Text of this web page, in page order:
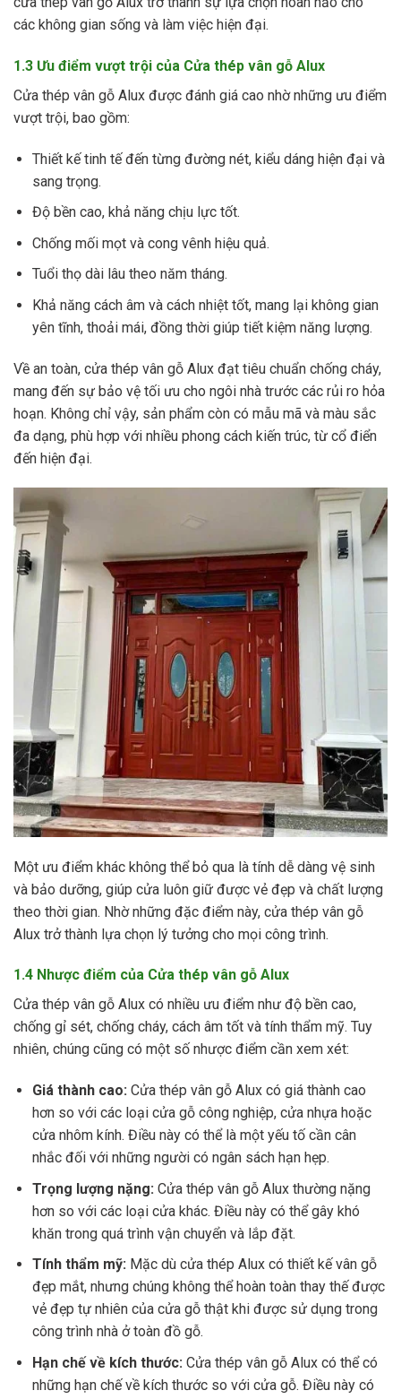
các không gian sống và làm việc hiện đại.
1.3 Ưu điểm vượt trội của Cửa thép vân gỗ Alux
Cửa thép vân gỗ Alux được đánh giá cao nhờ những ưu điểm
vượt trội, bao gồm:
Thiết kế tinh tế đến từng đường nét, kiểu dáng hiện đại và
sang trọng.
Độ bền cao, khả năng chịu lực tốt.
Chống mối mọt và cong vênh hiệu quả.
Tuổi thọ dài lâu theo năm tháng.
Khả năng cách âm và cách nhiệt tốt, mang lại không gian
yên tĩnh, thoải mái, đồng thời giúp tiết kiệm năng lượng.
Về an toàn, cửa thép vân gỗ Alux đạt tiêu chuẩn chống cháy,
mang đến sự bảo vệ tối ưu cho ngôi nhà trước các rủi ro hỏa
hoạn. Không chỉ vậy, sản phẩm còn có mẫu mã và màu sắc
đa dạng, phù hợp với nhiều phong cách kiến trúc, từ cổ điển
đến hiện đại.
Một ưu điểm khác không thể bỏ qua là tính dễ dàng vệ sinh
và bảo dưỡng, giúp cửa luôn giữ được vẻ đẹp và chất lượng
theo thời gian. Nhờ những đặc điểm này, cửa thép vân gỗ
Alux trở thành lựa chọn lý tưởng cho mọi công trình.
1.4 Nhược điểm của Cửa thép vân gỗ Alux
Cửa thép vân gỗ Alux có nhiều ưu điểm như độ bền cao,
chống gỉ sét, chống cháy, cách âm tốt và tính thẩm mỹ. Tuy
nhiên, chúng cũng có một số nhược điểm cần xem xét:
Giá thành cao: Cửa thép vân gỗ Alux có giá thành cao
hơn so với các loại cửa gỗ công nghiệp, cửa nhựa hoặc
cửa nhôm kính. Điều này có thể là một yếu tố cần cân
nhắc đối với những người có ngân sách hạn hẹp.
Trọng lượng nặng: Cửa thép vân gỗ Alux thường nặng
hơn so với các loại cửa khác. Điều này có thể gây khó
khăn trong quá trình vận chuyển và lắp đặt.
Tính thẩm mỹ: Mặc dù cửa thép Alux có thiết kế vân gỗ
đẹp mắt, nhưng chúng không thể hoàn toàn thay thế được
vẻ đẹp tự nhiên của cửa gỗ thật khi được sử dụng trong
công trình nhà ở toàn đồ gỗ.
Hạn chế về kích thước: Cửa thép vân gỗ Alux có thể có
những hạn chế về kích thước so với cửa gỗ. Điều này có